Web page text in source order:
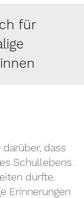
für
dass
Schullebens
durfte.
Erinnerungen